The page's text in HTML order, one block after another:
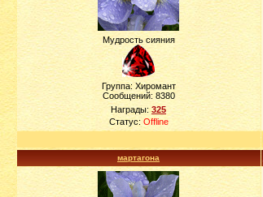
Мудрость сияния
Группа: Хиромант
Сообщений: 8380
Награды:325
Статус: Offline
мартагона